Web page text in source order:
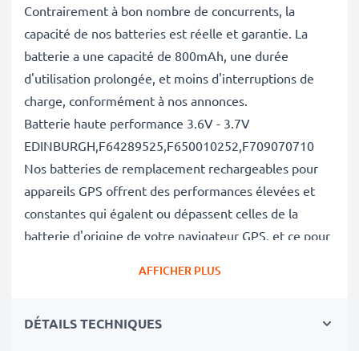
Contrairement à bon nombre de concurrents, la
capacité de nos batteries est réelle et garantie. La
batterie a une capacité de 800mAh, une durée
d'utilisation prolongée, et moins d'interruptions de
charge, conformément à nos annonces.
Batterie haute performance 3.6V - 3.7V
EDINBURGH,F64289525,F650010252,F709070710
Nos batteries de remplacement rechargeables pour
appareils GPS offrent des performances élevées et
constantes qui égalent ou dépassent celles de la
batterie d'origine de votre navigateur GPS, et ce pour
chacune de nos batteries de remplacement fait l'objet
AFFICHER PLUS
DÉTAILS TECHNIQUES